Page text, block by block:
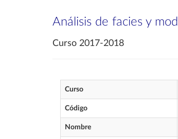
Análisis de facies y
Curso 2017-2018
Curso
Código
Nombre